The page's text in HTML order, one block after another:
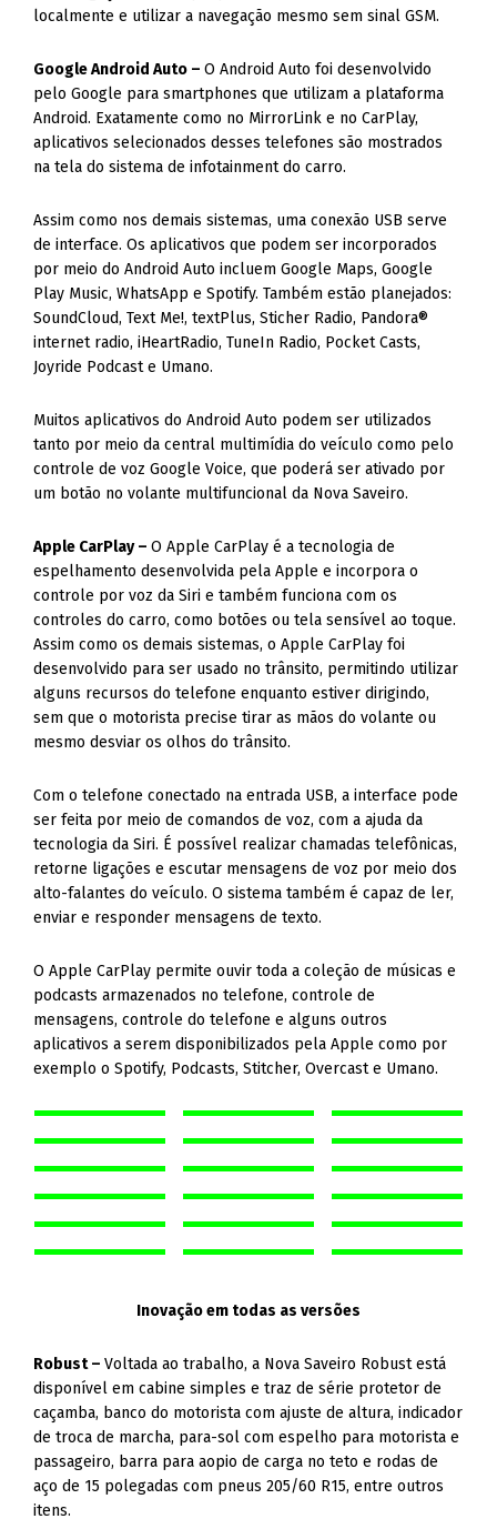
localmente e utilizar a navegação mesmo sem sinal GSM.
Google Android Auto –O Android Auto foi desenvolvido
pelo Google para smartphones que utilizam a plataforma
Android. Exatamente como no MirrorLink e no CarPlay,
aplicativos selecionados desses telefones são mostrados
na tela do sistema de infotainment do carro.
Assim como nos demais sistemas, uma conexão USB serve
de interface. Os aplicativos que podem ser incorporados
por meio do Android Auto incluem Google Maps, Google
Play Music, WhatsApp e Spotify. Também estão planejados:
SoundCloud, Text Me!, textPlus, Sticher Radio, Pandora®
internet radio, iHeartRadio, TuneIn Radio, Pocket Casts,
Joyride Podcast e Umano.
Muitos aplicativos do Android Auto podem ser utilizados
tanto por meio da central multimídia do veículo como pelo
controle de voz Google Voice, que poderá ser ativado por
um botão no volante multifuncional da Nova Saveiro.
Apple CarPlay –O Apple CarPlay é a tecnologia de
espelhamento desenvolvida pela Apple e incorpora o
controle por voz da Siri e também funciona com os
controles do carro, como botões ou tela sensível ao toque.
Assim como os demais sistemas, o Apple CarPlay foi
desenvolvido para ser usado no trânsito, permitindo utilizar
alguns recursos do telefone enquanto estiver dirigindo,
sem que o motorista precise tirar as mãos do volante ou
mesmo desviar os olhos do trânsito.
Com o telefone conectado na entrada USB, a interface pode
ser feita por meio de comandos de voz, com a ajuda da
tecnologia da Siri. É possível realizar chamadas telefônicas,
retorne ligações e escutar mensagens de voz por meio dos
alto-falantes do veículo. O sistema também é capaz de ler,
enviar e responder mensagens de texto.
O Apple CarPlay permite ouvir toda a coleção de músicas e
podcasts armazenados no telefone, controle de
mensagens, controle do telefone e alguns outros
aplicativos a serem disponibilizados pela Apple como por
exemplo o Spotify, Podcasts, Stitcher, Overcast e Umano.
Inovação em todas as versões
Robust –Voltada ao trabalho, a Nova Saveiro Robust está
disponível em cabine simples e traz de série protetor de
caçamba, banco do motorista com ajuste de altura, indicador
de troca de marcha, para-sol com espelho para motorista e
passageiro, barra para aopio de carga no teto e rodas de
aço de 15 polegadas com pneus 205/60 R15, entre outros
itens.